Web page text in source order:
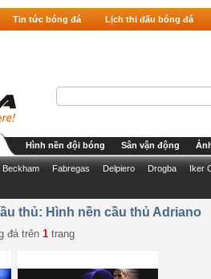
Tin tức bóng đá Lịch thi đấu bóng đá
Hình nền đội bóng Sân vận động
Beckham Fabregas Delpiero Drogba Iker
thủ: Hình nền cầu thủ Adriano
đá trên 1 trang